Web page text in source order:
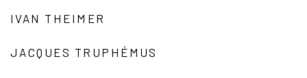
IVAN THEIMER
JACQUES TRUPHÉMUS